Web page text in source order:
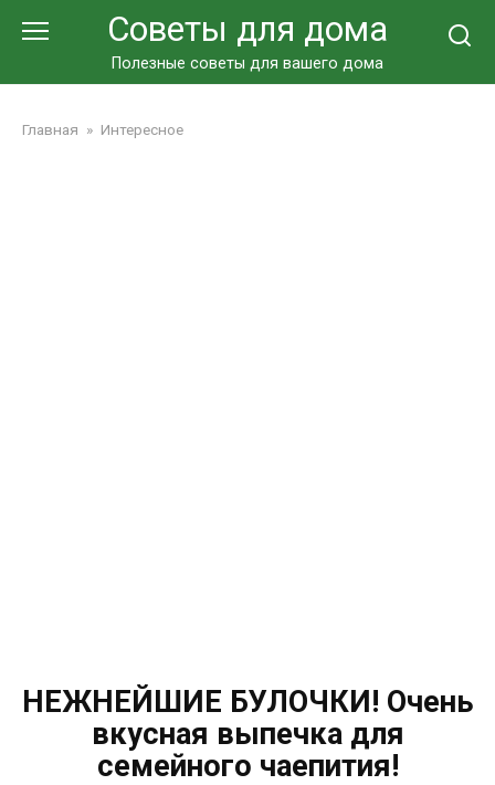
Советы для дома
Полезные советы для вашего дома
Главная » Интересное
НЕЖНЕЙШИЕ БУЛОЧКИ! Очень
вкусная выпечка для
семейного чаепития!